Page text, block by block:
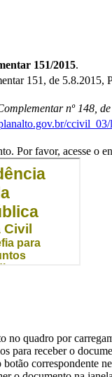
151/2015.
151, de 5.8.2015,
nº 148,
Por favor, acesse o
no quadro por
para receber o
correspondente